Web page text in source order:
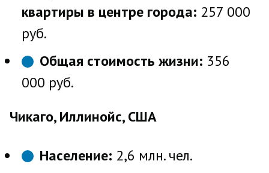
квартиры в центре города: 257 000
руб.
Общая стоимость жизни: 356
000 руб.
Чикаго, Иллинойс, США
Население: 2,6 млн. чел.